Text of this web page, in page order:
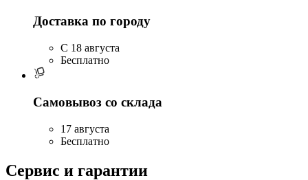
Доставка по городу
C 18 августа
Бесплатно
Самовывоз со склада
17 августа
Бесплатно
Сервис и гарантии